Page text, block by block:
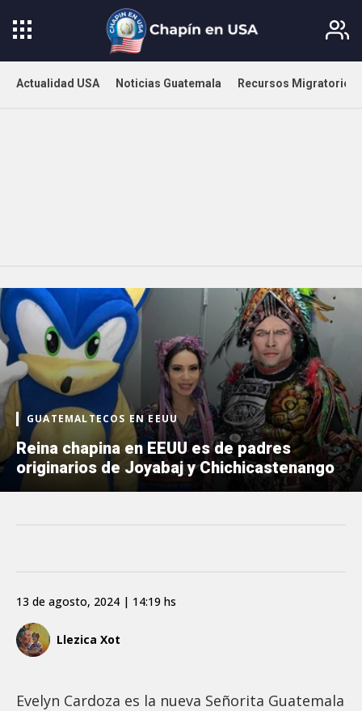
Actualidad USA Noticias Guatemala Recursos Migratorios
GUATEMALTECOS EN EEUU
Reina chapina en EEUU es de padres
originarios de Joyabaj y Chichicastenango
Llezica Xot
13 de agosto, 2024 | 14:19 hs
Evelyn Cardoza es la nueva Señorita Guatemala